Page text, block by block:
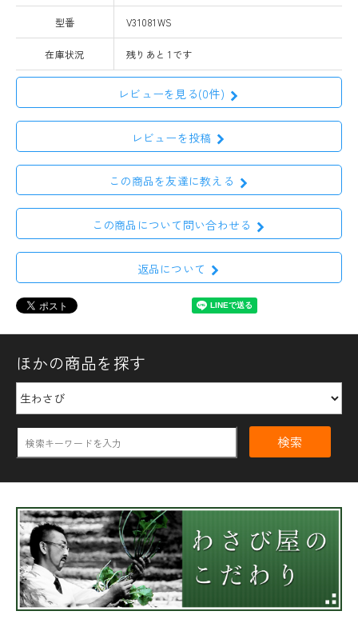
型番 V31081WS
在庫状況 残りあと 1です
レビューを見る(0件)
レビューを投稿
この商品を友達に教える
この商品について問い合わせる
返品について
ほかの商品を探す
検索